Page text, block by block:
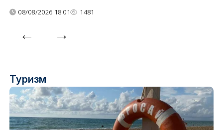
08/08/2026 18:01 1481
Туризм